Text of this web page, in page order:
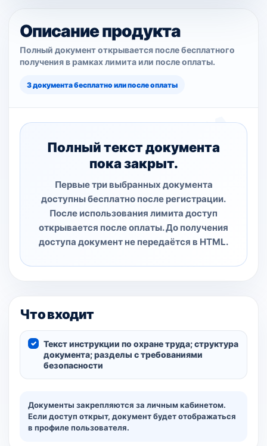
Описание продукта
Полный документ открывается после бесплатного
получения в рамках лимита или после оплаты.
3 документа бесплатно или после оплаты
Полный текст документа
пока закрыт.
Первые три выбранных документа
доступны бесплатно после регистрации.
После использования лимита доступ
открывается после оплаты. До получения
доступа документ не передаётся в HTML.
Что входит
Текст инструкции по охране труда; структура
документа; разделы с требованиями
безопасности
Документы закрепляются за личным кабинетом.
Если доступ открыт, документ будет отображаться
в профиле пользователя.